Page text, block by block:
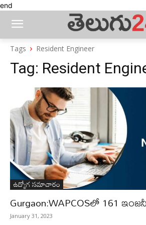
end
Tags Resident Engineer
Tag: Resident
ఉద్యోగ సమాచారం
Gurgaon:WAPCOSలో 161
January 31, 2023